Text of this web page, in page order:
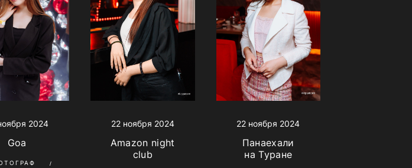
2024
Goa
22 ноября 2024
Amazon night
club
22 ноября 2024
Панаехали
на Туране